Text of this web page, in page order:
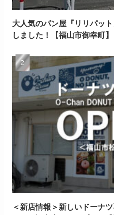
大人気のパン屋『リリパッ
しました！【福山市御幸町】
＜新店情報＞新しいドーナ